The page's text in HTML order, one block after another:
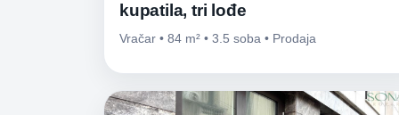
kupatila, tri lođe
Vračar • 84 m² • 3.5 soba • Prodaja